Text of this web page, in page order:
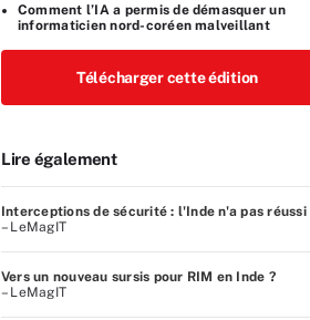
Comment l’IA a permis de démasquer un
informaticien nord-coréen malveillant
Télécharger cette édition
Lire également
Interceptions de sécurité : l'Inde n'a pas réussi
– LeMagIT
Vers un nouveau sursis pour RIM en Inde ?
– LeMagIT